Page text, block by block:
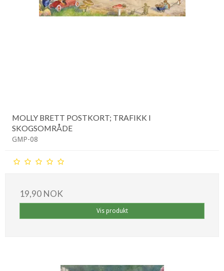
MOLLY BRETT POSTKORT; TRAFIKK I
SKOGSOMRÅDE
GMP-08
19,90 NOK
Vis produkt